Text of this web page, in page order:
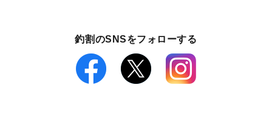
釣割のSNSをフォローする